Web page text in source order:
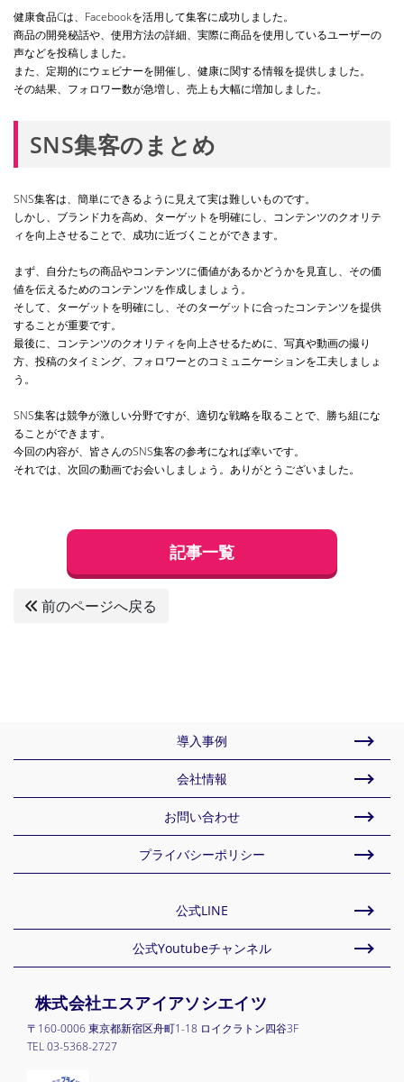
健康食品Cは、Facebookを活用して集客に成功しました。
商品の開発秘話や、使用方法の詳細、実際に商品を使用しているユーザーの
声などを投稿しました。
また、定期的にウェビナーを開催し、健康に関する情報を提供しました。
その結果、フォロワー数が急増し、売上も大幅に増加しました。
SNS集客のまとめ
SNS集客は、簡単にできるように見えて実は難しいものです。
しかし、ブランド力を高め、ターゲットを明確にし、コンテンツのクオリテ
ィを向上させることで、成功に近づくことができます。
まず、自分たちの商品やコンテンツに価値があるかどうかを見直し、その価
値を伝えるためのコンテンツを作成しましょう。
そして、ターゲットを明確にし、そのターゲットに合ったコンテンツを提供
することが重要です。
最後に、コンテンツのクオリティを向上させるために、写真や動画の撮り
方、投稿のタイミング、フォロワーとのコミュニケーションを工夫しましょ
う。
SNS集客は競争が激しい分野ですが、適切な戦略を取ることで、勝ち組にな
ることができます。
今回の内容が、皆さんのSNS集客の参考になれば幸いです。
それでは、次回の動画でお会いしましょう。ありがとうございました。
記事一覧
前のページへ戻る
導入事例
会社情報
お問い合わせ
プライバシーポリシー
公式LINE
公式Youtubeチャンネル
株式会社エスアイアソシエイツ
〒160-0006 東京都新宿区舟町1-18 ロイクラトン四谷3F
TEL 03-5368-2727